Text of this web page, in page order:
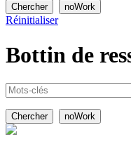
Réinitialiser
Bottin de